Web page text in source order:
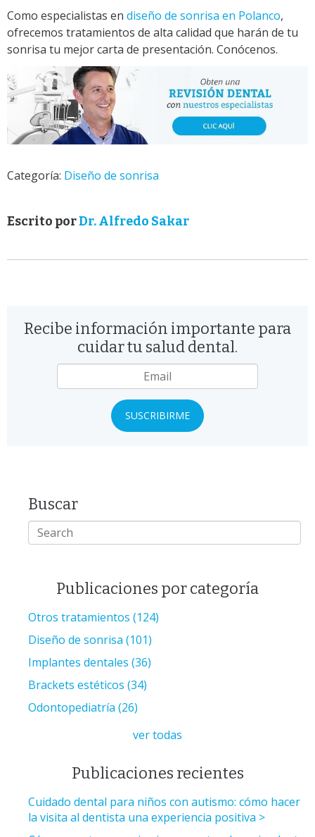
Como especialistas en diseño de sonrisa en Polanco,
ofrecemos tratamientos de alta calidad que harán de tu
sonrisa tu mejor carta de presentación. Conócenos.
Categoría: Diseño de sonrisa
Escrito porDr. Alfredo Sakar
Recibe información importante para
cuidar tu salud dental.
Buscar
Publicaciones por categoría
Otros tratamientos (124)
Diseño de sonrisa (101)
Implantes dentales (36)
Brackets estéticos (34)
Odontopediatría (26)
ver todas
Publicaciones recientes
Cuidado dental para niños con autismo: cómo hacer
la visita al dentista una experiencia positiva